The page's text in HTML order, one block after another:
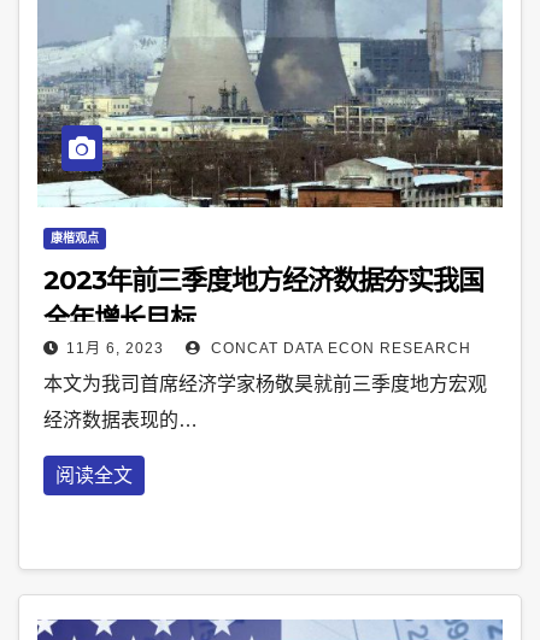
康楷观点
2023年前三季度地方经济数据夯实我国
全年增长目标
11月 6, 2023 CONCAT DATA ECON RESEARCH
本文为我司首席经济学家杨敬昊就前三季度地方宏观
经济数据表现的…
阅读全文